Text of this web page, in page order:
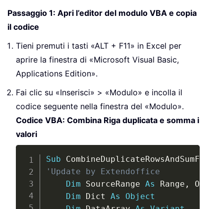
Passaggio 1: Apri l’editor del modulo VBA e copia
il codice
Tieni premuti i tasti «ALT + F11» in Excel per
aprire la finestra di «Microsoft Visual Basic,
Applications Edition».
Fai clic su «Inserisci» > «Modulo» e incolla il
codice seguente nella finestra del «Modulo».
Codice VBA: Combina Riga duplicata e somma i
valori
Sub
'Update by Extendoffice
Dim SourceRange As Range ,
Dim Dict As
Object
Copy